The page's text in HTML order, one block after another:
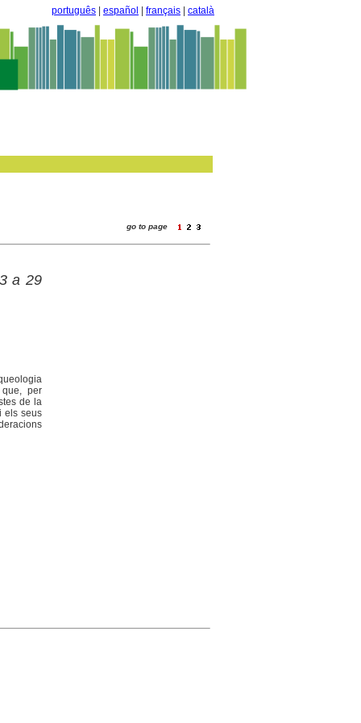
português español français català
go to page
a 29
per
de la
els seus